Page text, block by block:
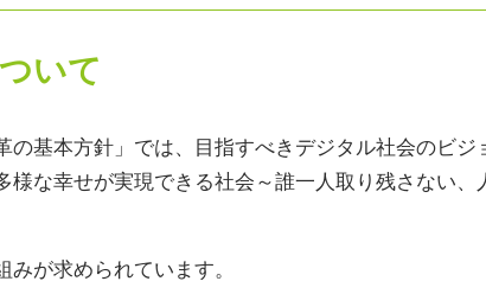
いて
基本方針」では、目指すべきデジタル社会のビ
な幸せが実現できる社会～誰一人取り残さない、
が求められています。